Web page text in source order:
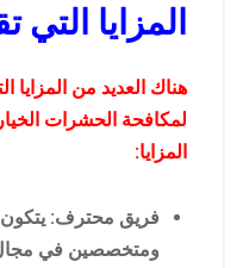
المزايا
هناك العديد من المزايا
لمكافحة الحشرات
المزايا:
فريق محترف: يتكون
ومتخصصين في